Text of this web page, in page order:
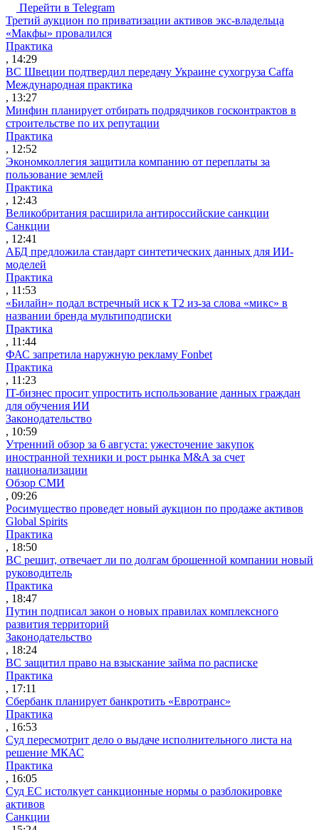
Перейти в Telegram
Третий аукцион по приватизации активов экс-владельца
«Макфы» провалился
Практика
, 14:29
ВС Швеции подтвердил передачу Украине сухогруза Caffa
Международная практика
, 13:27
Минфин планирует отбирать подрядчиков госконтрактов в
строительстве по их репутации
Практика
, 12:52
Экономколлегия защитила компанию от переплаты за
пользование землей
Практика
, 12:43
Великобритания расширила антироссийские санкции
Санкции
, 12:41
АБД предложила стандарт синтетических данных для ИИ-
моделей
Практика
, 11:53
«Билайн» подал встречный иск к Т2 из-за слова «микс» в
названии бренда мультиподписки
Практика
, 11:44
ФАС запретила наружную рекламу Fonbet
Практика
, 11:23
IT-бизнес просит упростить использование данных граждан
для обучения ИИ
Законодательство
, 10:59
Утренний обзор за 6 августа: ужесточение закупок
иностранной техники и рост рынка M&A за счет
национализации
Обзор СМИ
, 09:26
Росимущество проведет новый аукцион по продаже активов
Global Spirits
Практика
, 18:50
ВС решит, отвечает ли по долгам брошенной компании новый
руководитель
Практика
, 18:47
Путин подписал закон о новых правилах комплексного
развития территорий
Законодательство
, 18:24
ВС защитил право на взыскание займа по расписке
Практика
, 17:11
Сбербанк планирует банкротить «Евротранс»
Практика
, 16:53
Суд пересмотрит дело о выдаче исполнительного листа на
решение МКАС
Практика
, 16:05
Суд ЕС истолкует санкционные нормы о разблокировке
активов
Санкции